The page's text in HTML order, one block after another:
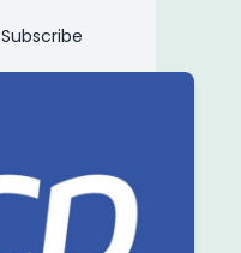
Subscribe